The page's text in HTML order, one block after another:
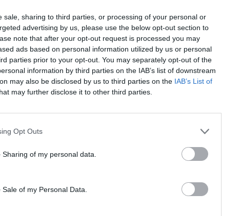
sale, sharing to third parties, or processing of your personal or
advertising by us, please use the below opt-out section to
note that after your opt-out request is processed you may
ads based on personal information utilized by us or personal
parties prior to your opt-out. You may separately opt-out of the
information by third parties on the IAB’s list of downstream
may also be disclosed by us to third parties on the IAB’s List of
may further disclose it to other third parties.
Opt Outs
of my personal data.
of my Personal Data.